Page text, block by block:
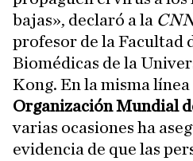
bajas», declaró a la
profesor de la Facultad
Biomédicas de la
Kong. En la misma
Organización Mundial
varias ocasiones ha
evidencia de que las